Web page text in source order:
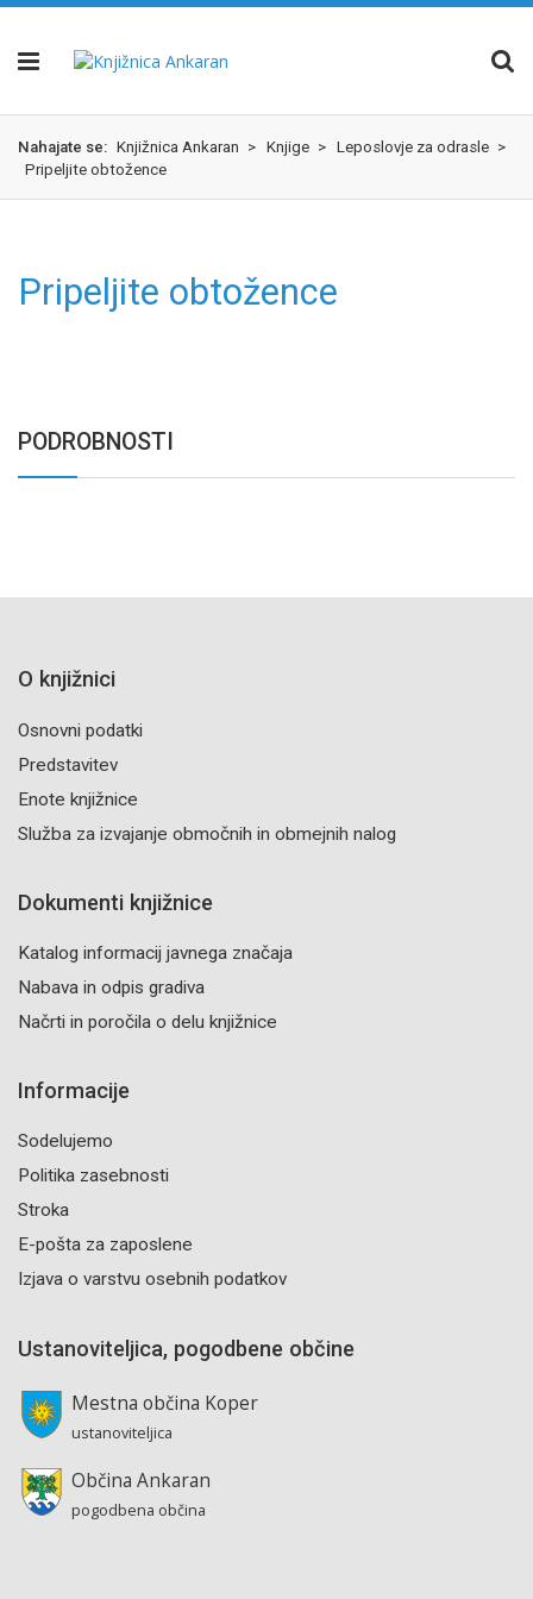
Skok
glavno
izjava
dostopnosti
Nahajate se: Knjižnica Ankaran > Knjige > Leposlovje za odrasle >
Pripeljite obtožence
Pripeljite obtožence
PODROBNOSTI
O knjižnici
Osnovni podatki
Predstavitev
Enote knjižnice
Služba za izvajanje območnih in obmejnih nalog
Dokumenti knjižnice
Katalog informacij javnega značaja
Nabava in odpis gradiva
Načrti in poročila o delu knjižnice
Informacije
Sodelujemo
Politika zasebnosti
Stroka
E-pošta za zaposlene
Izjava o varstvu osebnih podatkov
Ustanoviteljica, pogodbene občine
Mestna občina Koper
ustanoviteljica
Občina Ankaran
pogodbena občina